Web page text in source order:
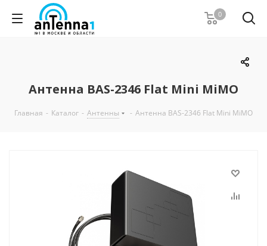
0
Антенна BAS-2346 Flat Mini MiMO
Главная - Каталог - Антенны - Антенна BAS-2346 Flat Mini MiMO